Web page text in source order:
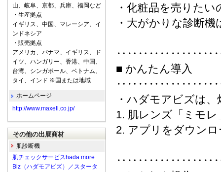
・化粧品を売りた
・大がかりな診断
■ かんたん導入
・ハダモアビズは
1. 肌レンズ「ミモレ
2. アプリをダウンロ
山、岐阜、京都、兵庫、福岡など
・生産拠点
イギリス、中国、マレーシア、イ
ンドネシア
・販売拠点
アメリカ、パナマ、イギリス、ド
イツ、ハンガリー、香港、中国、
台湾、シンガポール、ベトナム、
タイ、インド ※国または地域
ホームページ
http://www.maxell.co.jp/
その他の出展商材
肌診断機
肌チェックサービスhada more
Biz（ハダモアビズ）／スタータ